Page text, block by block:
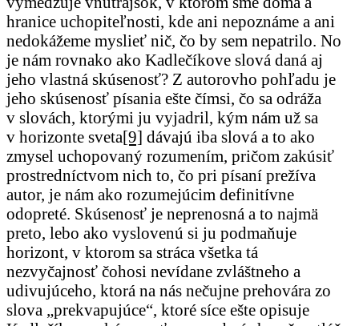
hranice uchopiteľnosti, kde ani nepoznáme a ani
nedokážeme myslieť nič, čo by sem nepatrilo. No
je nám rovnako ako Kadlečíkove slová daná aj
jeho vlastná skúsenosť? Z autorovho pohľadu je
jeho skúsenosť písania ešte čímsi, čo sa odráža
v slovách, ktorými ju vyjadril, kým nám už sa
v horizonte sveta[9] dávajú iba slová a to ako
zmysel uchopovaný rozumením, pričom zakúsiť
prostredníctvom nich to, čo pri písaní prežíva
autor, je nám ako rozumejúcim definitívne
odopreté. Skúsenosť je neprenosná a to najmä
preto, lebo ako vyslovenú si ju podmaňuje
horizont, v ktorom sa stráca všetka tá
nezvyčajnosť čohosi nevídane zvláštneho a
udivujúceho, ktorá na nás nečujne prehovára zo
slova „prekvapujúce“, ktoré síce ešte opisuje